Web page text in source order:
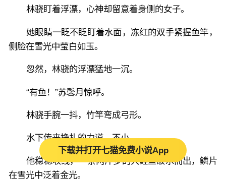
林骁盯着浮漂，心神却留意着身侧的女子。
她眼睛一眨不眨盯着水面，冻红的双手紧握鱼竿，
侧脸在雪光中莹白如玉。
忽然，林骁的浮漂猛地一沉。
“有鱼！”苏馨月惊呼。
林骁手腕一抖，竹竿弯成弓形。
水下传来挣扎的力道，不小。
他稳稳收线，一条两斤多的大鲤鱼破水而出，鳞片
在雪光中泛着金光。
下载并打开七猫免费小说App